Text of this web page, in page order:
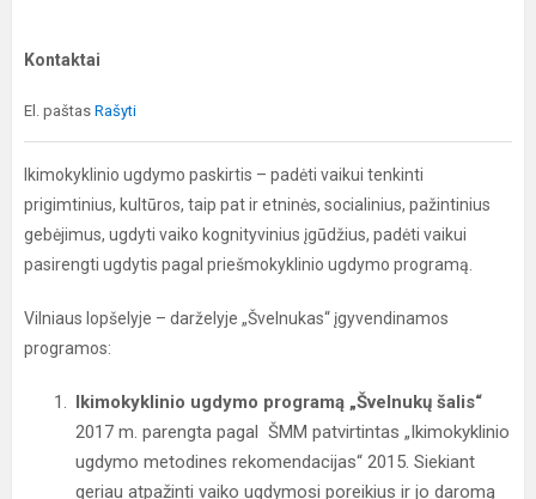
Kontaktai
El. paštas Rašyti
Ikimokyklinio ugdymo paskirtis – padėti vaikui tenkinti
prigimtinius, kultūros, taip pat ir etninės, socialinius, pažintinius
gebėjimus, ugdyti vaiko kognityvinius įgūdžius, padėti vaikui
pasirengti ugdytis pagal priešmokyklinio ugdymo programą.
Vilniaus lopšelyje – darželyje „Švelnukas“ įgyvendinamos
programos:
Ikimokyklinio ugdymo programą „Švelnukų šalis“
2017 m. parengta pagal ŠMM patvirtintas „Ikimokyklinio
ugdymo metodines rekomendacijas“ 2015. Siekiant
geriau atpažinti vaiko ugdymosi poreikius ir jo daromą